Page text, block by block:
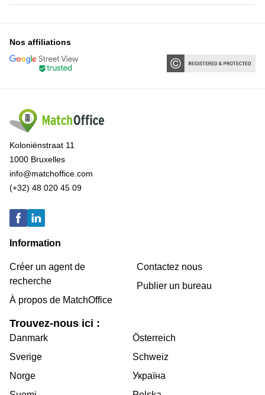
Nos affiliations
Koloniënstraat 11
1000 Bruxelles
info@matchoffice.com
(+32) 48 020 45 09
Information
Créer un agent de
recherche
À propos de MatchOffice
Contactez nous
Publier un bureau
Trouvez-nous ici :
Danmark
Sverige
Norge
Österreich
Schweiz
Україна